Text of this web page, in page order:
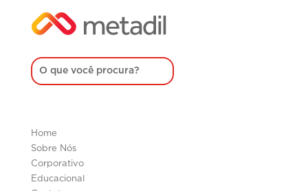
Home
Sobre Nós
Corporativo
Educacional